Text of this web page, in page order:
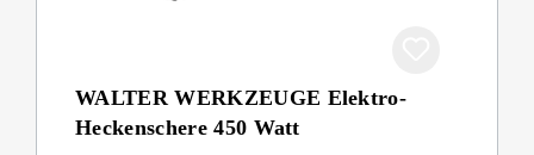
WALTER WERKZEUGE Elektro-
Heckenschere 450 Watt